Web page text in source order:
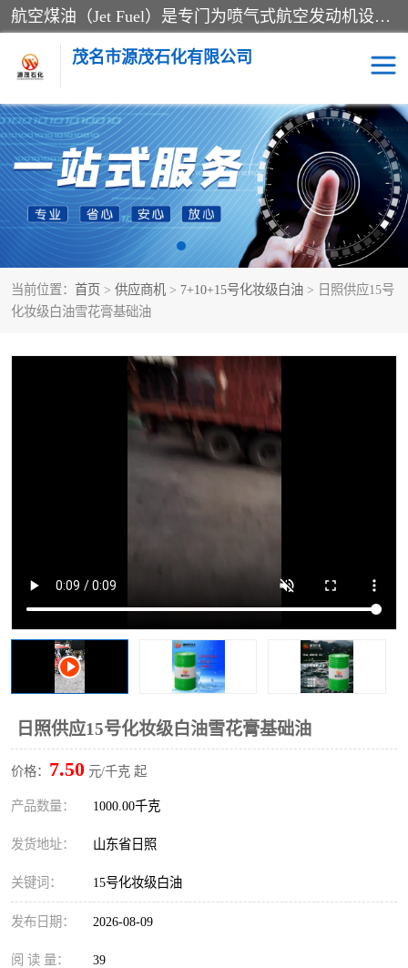
航空煤油（Jet Fuel）是专门为喷气式航空发动机设计的高纯度燃料，主要分为Jet A、Jet A-1和Jet B等类型。其特点是闪点高、低温流动性好，并添加了抗静电剂和抗氧化剂以确保飞行安全。航空煤油需
茂名市源茂石化有限公司
当前位置： 首页 > 供应商机 > 7+10+15号化妆级白油 > 日照供应15号
化妆级白油雪花膏基础油
日照供应15号化妆级白油雪花膏基础油
价格： 7.50 元/千克 起
产品数量： 1000.00千克
发货地址： 山东省日照
关键词： 15号化妆级白油
发布日期： 2026-08-09
阅 读 量： 39
RP3航空煤油 D20+D30溶剂油
D40+D60溶剂油 D80+D100溶剂油
6号+120号溶剂油 260号溶剂油
异构烷烃 天然乳胶
26+32号化妆级白油 46+68号化妆级白油